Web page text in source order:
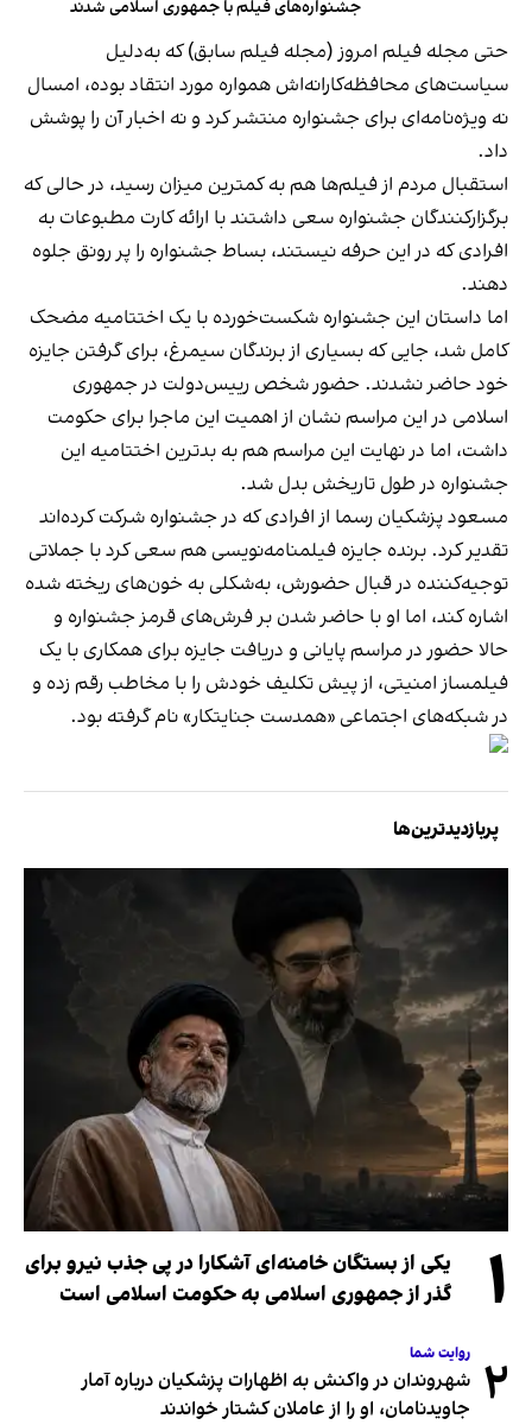
جشنواره‌های فیلم با جمهوری اسلامی شدند
حتی مجله فیلم امروز (مجله فیلم سابق) که به‌دلیل
سیاست‌های محافظه‌کارانه‌اش همواره مورد انتقاد بوده، امسال
نه ویژه‌نامه‌ای برای جشنواره منتشر کرد و نه اخبار آن را پوشش
داد.
استقبال مردم از فیلم‌ها هم به کمترین میزان رسید، در حالی که
برگزارکنندگان جشنواره سعی داشتند با ارائه کارت مطبوعات به
افرادی که در این حرفه نیستند، بساط جشنواره را پر رونق جلوه
دهند.
اما داستان این جشنواره شکست‌خورده با یک اختتامیه مضحک
کامل شد، جایی که بسیاری از برندگان سیمرغ، برای گرفتن جایزه
خود حاضر نشدند. حضور شخص رییس‌دولت در جمهوری
اسلامی در این مراسم نشان از اهمیت این ماجرا برای حکومت
داشت، اما در نهایت این مراسم هم به بدترین اختتامیه این
جشنواره در طول تاریخش بدل شد.
مسعود پزشکیان رسما از افرادی که در جشنواره شرکت کرده‌اند
تقدیر کرد. برنده جایزه فیلمنامه‌نویسی هم سعی کرد با جملاتی
توجیه‌کننده در قبال حضورش، به‌شکلی به خون‌های ریخته شده
اشاره کند، اما او با حاضر شدن بر فرش‌های قرمز جشنواره و
حالا حضور در مراسم پایانی و دریافت جایزه برای همکاری با یک
فیلمساز امنیتی، از پیش تکلیف خودش را با مخاطب رقم زده و
در شبکه‌های اجتماعی «همدست جنایتکار» نام گرفته بود.
پربازدیدترین‌ها
۱
یکی از بستگان خامنه‌ای آشکارا در پی جذب نیرو برای
گذر از جمهوری اسلامی به حکومت اسلامی است
۲ روایت شما
شهروندان در واکنش به اظهارات پزشکیان درباره آمار
جاویدنامان، او را از عاملان کشتار خواندند